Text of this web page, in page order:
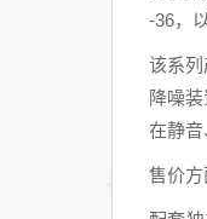
-36，
该系
降噪
在静音
售价方